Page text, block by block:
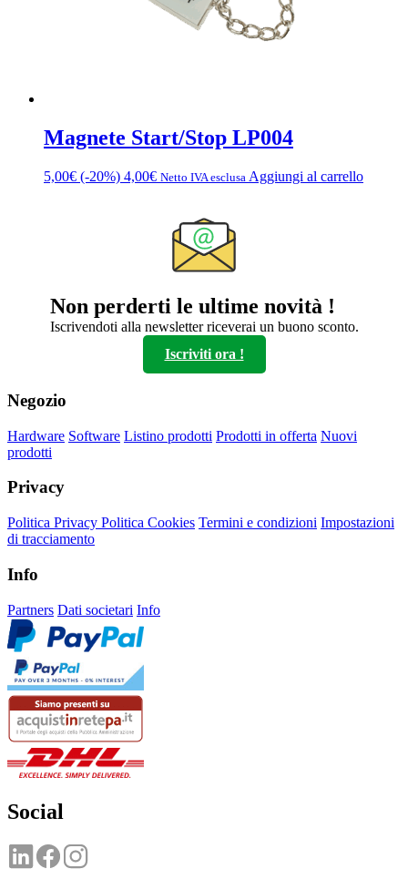
Magnete Start/Stop LP004
5,00€ (-20%) 4,00€ Netto IVA esclusa Aggiungi al carrello
Non perderti le ultime novità !
Iscrivendoti alla newsletter riceverai un buono sconto.
Iscriviti ora !
Negozio
Hardware Software Listino prodotti Prodotti in offerta Nuovi
prodotti
Privacy
Politica Privacy Politica Cookies Termini e condizioni Impostazioni
di tracciamento
Info
Partners Dati societari Info
Social